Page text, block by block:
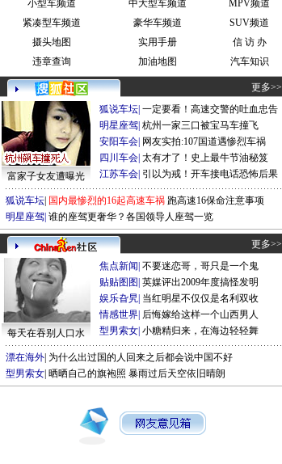
小型车频道
中大型车频道
MPV频道
紧凑型车频道
豪华车频道
SUV频道
摄头地图
实用手册
信 访 办
违章查询
加油地图 汽车知识
更多>>
富家子女友遭曝光
狐说车坛 一定要看！高速交警的吐血忠告
明星座驾 杭州一家三口被宝马车撞飞
安阳车会 网友实拍:107国道遇惨烈车祸
四川车会 太有才了！史上最牛节油秘笈
江苏车会 引以为戒！开车接电话恐怖后果
狐说车坛 国内最惨烈的16起高速车祸 跑高速16保命注意事项
明星座驾 谁的座驾更奢华？各国领导人座驾一览
更多>>
每天在吞别人口水
焦点新闻 不要迷恋哥，哥只是一个鬼
贴贴图图 英媒评出2009年度搞怪发明
娱乐旮旯 当红明星不仅仅是名利双收
情感世界 后悔嫁给这样一个山西男人
型男索女 小糖精归来，在海边轻轻舞
漂在海外 为什么出过国的人回来之后都会说中国不好
型男索女 晒晒自己的旗袍照 暴雨过后天空依旧晴朗